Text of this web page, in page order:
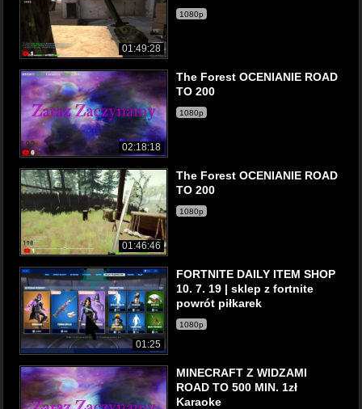
01:49:28
1080p
02:18:18
The Forest OCENIANIE ROAD
TO 200
1080p
01:46:46
The Forest OCENIANIE ROAD
TO 200
1080p
01:25
FORTNITE DAILY ITEM SHOP
10. 7. 19 | sklep z fortnite
powrót piłkarek
1080p
MINECRAFT Z WIDZAMI
ROAD TO 500 MIN. 1zł
Karaoke